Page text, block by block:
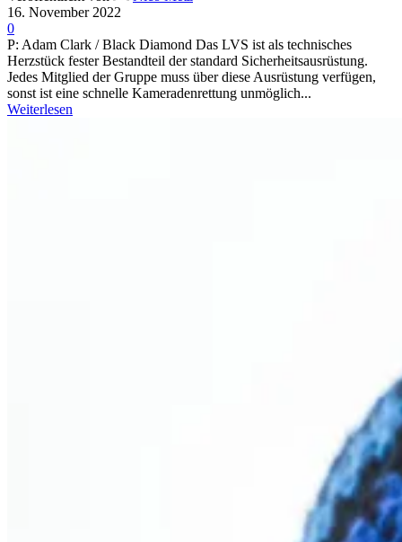
16. November 2022
0
P: Adam Clark / Black Diamond Das LVS ist als technisches
Herzstück fester Bestandteil der standard Sicherheitsausrüstung.
Jedes Mitglied der Gruppe muss über diese Ausrüstung verfügen,
sonst ist eine schnelle Kameradenrettung unmöglich...
Weiterlesen